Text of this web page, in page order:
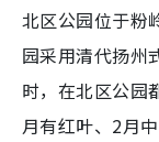
北区公园位于粉
园采用清代扬州
时，在北区公园
月有红叶、2月